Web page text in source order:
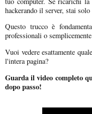
hackerando il server, stai
Questo trucco è
professionali o
Vuoi vedere esattamente
l'intera pagina?
Guarda il video completo
dopo passo!